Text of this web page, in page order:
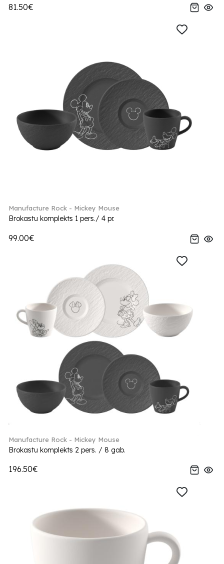
81.50€
Manufacture Rock - Mickey Mouse
Brokastu komplekts 1 pers./ 4 pr.
99.00€
Manufacture Rock - Mickey Mouse
Brokastu komplekts 2 pers. / 8 gab.
196.50€